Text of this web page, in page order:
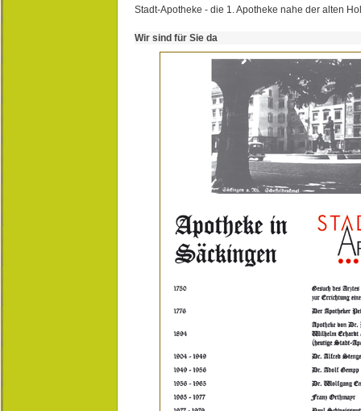
Stadt-Apotheke - die 1. Apotheke nahe der alten
Wir sind für Sie da